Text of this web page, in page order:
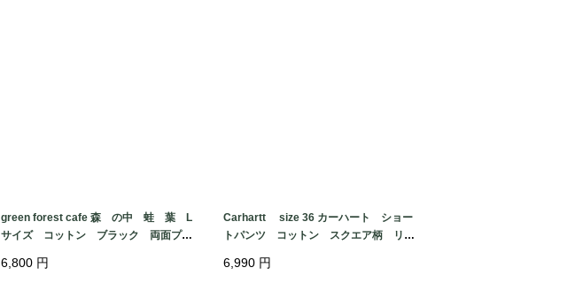
green forest cafe 森 の中 蛙 葉 L
サイズ コットン ブラック 両面プリ
c made in MEXICO
6,800 円
Carhartt size 36 カーハート ショー
トパンツ コットン スクエア柄 リラ
サイズ程度
6,990 円